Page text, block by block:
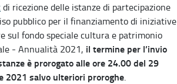
di ricezione delle istanze di partecipazione
pubblico per il finanziamento di iniziative
sul fondo speciale cultura e patrimonio
- Annualità 2021, il termine per l’invio
è prorogato alle ore 24.00 del 29
2021 salvo ulteriori proroghe.